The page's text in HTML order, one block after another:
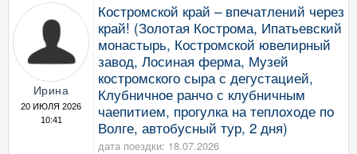
Ирина
20 ИЮЛЯ 2026
10:41
Костромской край – впечатлений через
край! (Золотая Кострома, Ипатьевский
монастырь, Костромской ювелирный
завод, Лосиная ферма, Музей
костромского сыра с дегустацией,
Клубничное ранчо с клубничным
чаепитием, прогулка на теплоходе по
Волге, автобусный тур, 2 дня)
дата поездки: 18.07.2026